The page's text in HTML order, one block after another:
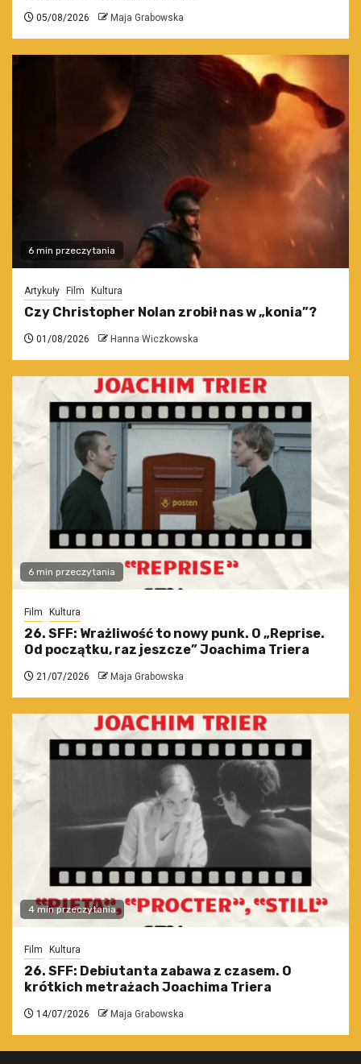
05/08/2026 Maja Grabowska
6 min przeczytania
Artykuły Film Kultura
Czy Christopher Nolan zrobił nas w „konia”?
01/08/2026 Hanna Wiczkowska
6 min przeczytania
Film Kultura
26. SFF: Wrażliwość to nowy punk. O „Reprise.
Od początku, raz jeszcze” Joachima Triera
21/07/2026 Maja Grabowska
4 min przeczytania
Film Kultura
26. SFF: Debiutanta zabawa z czasem. O
krótkich metrażach Joachima Triera
14/07/2026 Maja Grabowska